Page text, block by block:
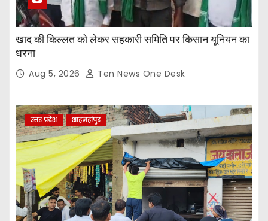
खाद की किल्लत को लेकर सहकारी समिति पर किसान यूनियन का
धरना
Aug 5, 2026 Ten News One Desk
उत्तर प्रदेश शाहजहांपुर